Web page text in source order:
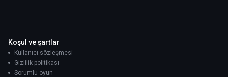
Koşul ve şartlar
Kullanıcı sözleşmesi
Gizlilik politikası
Sorumlu oyun